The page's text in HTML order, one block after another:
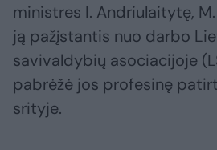
ministres I. Andriulaitytę,
ją pažįstantis nuo darbo
savivaldybių asociacijoje
pabrėžė jos profesinę
srityje.